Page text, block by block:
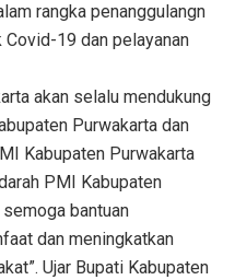
rangka penanggulangn
Covid-19 dan pelayanan
akan selalu mendukung
Purwakarta dan
Kabupaten Purwakarta
PMI Kabupaten
bantuan
dan meningkatkan
Ujar Bupati Kabupaten